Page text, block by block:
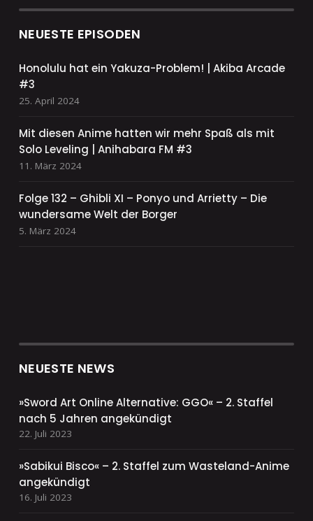
NEUESTE EPISODEN
Honolulu hat ein Yakuza-Problem! | Akiba Arcade
#3
25. April 2024
Mit diesen Anime hatten wir mehr Spaß als mit
Solo Leveling | Anihabara FM #3
11. März 2024
Folge 132 – Ghibli XI – Ponyo und Arrietty – Die
wundersame Welt der Borger
5. März 2024
NEUESTE NEWS
»Sword Art Online Alternative: GGO« – 2. Staffel
nach 5 Jahren angekündigt
22. Juli 2023
»Sabikui Bisco« – 2. Staffel zum Wasteland-Anime
angekündigt
16. Juli 2023